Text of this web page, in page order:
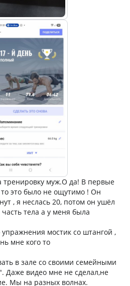
муж.О да! В первые
то это было не ощутимо ! Он
, я неслась 20, потом он ушёл
тела а у меня была
мостик со штангой ,
мне кого то
в зале со своими семейными
Даже видео мне не сделал,не
Мы на разных волнах.